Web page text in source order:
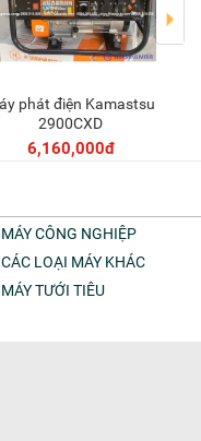
Thêm vào giỏ
H6600
12,650,000đ
3 MÁY CÔNG NGHIỆP
7 CÁC LOẠI MÁY KHÁC
2 MÁY TƯỚI TIÊU